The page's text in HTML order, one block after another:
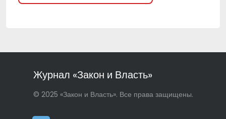
Журнал «Закон и Власть»
© 2025 «Закон и Власть». Все права защищены.